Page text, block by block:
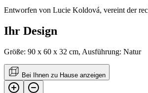
Entworfen von Lucie Koldová, vereint der
Ihr Design
Größe: 90 x 60 x 32 cm, Ausführung: Natur
Bei Ihnen zu Hause anzeigen